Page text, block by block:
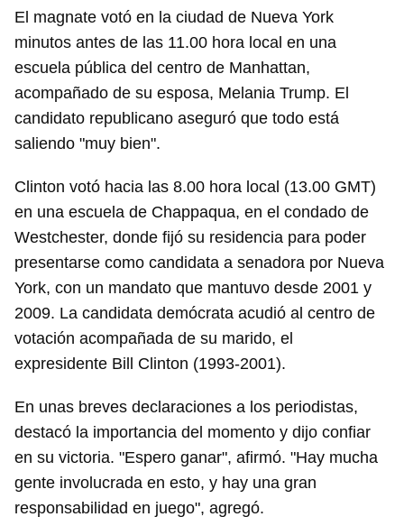
El magnate votó en la ciudad de Nueva York
minutos antes de las 11.00 hora local en una
escuela pública del centro de Manhattan,
acompañado de su esposa, Melania Trump. El
candidato republicano aseguró que todo está
saliendo "muy bien".
Clinton votó hacia las 8.00 hora local (13.00 GMT)
en una escuela de Chappaqua, en el condado de
Westchester, donde fijó su residencia para poder
presentarse como candidata a senadora por Nueva
York, con un mandato que mantuvo desde 2001 y
2009. La candidata demócrata acudió al centro de
votación acompañada de su marido, el
expresidente Bill Clinton (1993-2001).
En unas breves declaraciones a los periodistas,
destacó la importancia del momento y dijo confiar
en su victoria. "Espero ganar", afirmó. "Hay mucha
gente involucrada en esto, y hay una gran
responsabilidad en juego", agregó.